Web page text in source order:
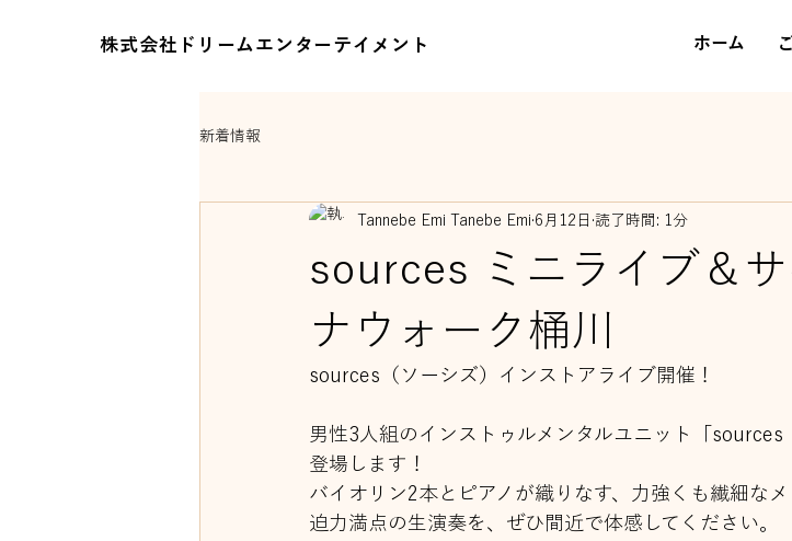
株式会社ドリームエンターテイメント ホーム
新着情報
sources ミニライブ＆
ナウォーク桶川
Tannebe Emi Tanebe Emi 6月12日 読了時間: 1分
sources（ソーシズ）インストアライブ開催！
男性3人組のインストゥルメンタルユニット「
登場します！
バイオリン2本とピアノが織りなす、力強くも繊細なメ
迫力満点の生演奏を、ぜひ間近で体感してください。